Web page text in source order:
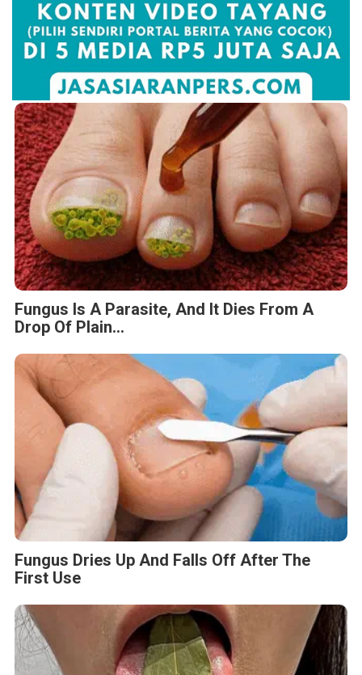
Fungus Is A Parasite, And It Dies From A
Drop Of Plain...
Fungus Dries Up And Falls Off After The
First Use